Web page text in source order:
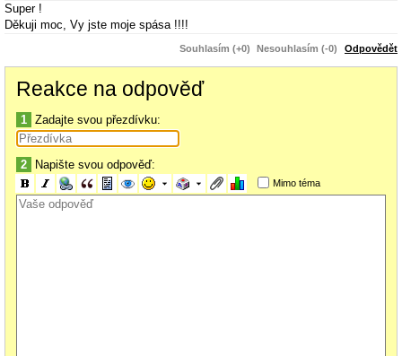
Super !
Děkuji moc, Vy jste moje spása !!!!
Souhlasím (+0) Nesouhlasím (-0) Odpovědět
Reakce na odpověď
1 Zadajte svou přezdívku:
2 Napište svou odpověď:
Mimo téma